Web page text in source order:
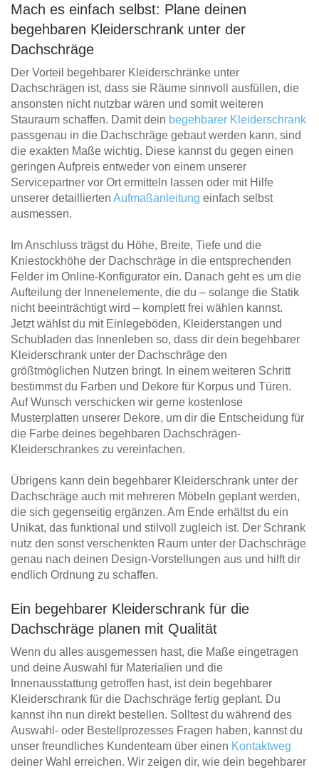
Mach es einfach selbst: Plane deinen
begehbaren Kleiderschrank unter der
Dachschräge
Der Vorteil begehbarer Kleiderschränke unter
Dachschrägen ist, dass sie Räume sinnvoll ausfüllen, die
ansonsten nicht nutzbar wären und somit weiteren
Stauraum schaffen. Damit dein begehbarer Kleiderschrank
passgenau in die Dachschräge gebaut werden kann, sind
die exakten Maße wichtig. Diese kannst du gegen einen
geringen Aufpreis entweder von einem unserer
Servicepartner vor Ort ermitteln lassen oder mit Hilfe
unserer detaillierten Aufmaßanleitung einfach selbst
ausmessen.
Im Anschluss trägst du Höhe, Breite, Tiefe und die
Kniestockhöhe der Dachschräge in die entsprechenden
Felder im Online-Konfigurator ein. Danach geht es um die
Aufteilung der Innenelemente, die du – solange die Statik
nicht beeinträchtigt wird – komplett frei wählen kannst.
Jetzt wählst du mit Einlegeböden, Kleiderstangen und
Schubladen das Innenleben so, dass dir dein begehbarer
Kleiderschrank unter der Dachschräge den
größtmöglichen Nutzen bringt. In einem weiteren Schritt
bestimmst du Farben und Dekore für Korpus und Türen.
Auf Wunsch verschicken wir gerne kostenlose
Musterplatten unserer Dekore, um dir die Entscheidung für
die Farbe deines begehbaren Dachschrägen-
Kleiderschrankes zu vereinfachen.
Übrigens kann dein begehbarer Kleiderschrank unter der
Dachschräge auch mit mehreren Möbeln geplant werden,
die sich gegenseitig ergänzen. Am Ende erhältst du ein
Unikat, das funktional und stilvoll zugleich ist. Der Schrank
nutz den sonst verschenkten Raum unter der Dachschräge
genau nach deinen Design-Vorstellungen aus und hilft dir
endlich Ordnung zu schaffen.
Ein begehbarer Kleiderschrank für die
Dachschräge planen mit Qualität
Wenn du alles ausgemessen hast, die Maße eingetragen
und deine Auswahl für Materialien und die
Innenausstattung getroffen hast, ist dein begehbarer
Kleiderschrank für die Dachschräge fertig geplant. Du
kannst ihn nun direkt bestellen. Solltest du während des
Auswahl- oder Bestellprozesses Fragen haben, kannst du
unser freundliches Kundenteam über einen Kontaktweg
deiner Wahl erreichen. Wir zeigen dir, wie dein begehbarer